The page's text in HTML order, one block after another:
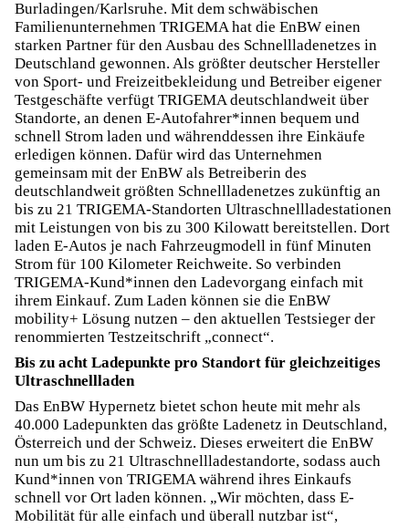
Burladingen/Karlsruhe. Mit dem schwäbischen
Familienunternehmen TRIGEMA hat die EnBW einen
starken Partner für den Ausbau des Schnellladenetzes in
Deutschland gewonnen. Als größter deutscher Hersteller
von Sport- und Freizeitbekleidung und Betreiber eigener
Testgeschäfte verfügt TRIGEMA deutschlandweit über
Standorte, an denen E-Autofahrer*innen bequem und
schnell Strom laden und währenddessen ihre Einkäufe
erledigen können. Dafür wird das Unternehmen
gemeinsam mit der EnBW als Betreiberin des
deutschlandweit größten Schnellladenetzes zukünftig an
bis zu 21 TRIGEMA-Standorten Ultraschnellladestationen
mit Leistungen von bis zu 300 Kilowatt bereitstellen. Dort
laden E-Autos je nach Fahrzeugmodell in fünf Minuten
Strom für 100 Kilometer Reichweite. So verbinden
TRIGEMA-Kund*innen den Ladevorgang einfach mit
ihrem Einkauf. Zum Laden können sie die EnBW
mobility+ Lösung nutzen – den aktuellen Testsieger der
renommierten Testzeitschrift „connect“.
Bis zu acht Ladepunkte pro Standort für gleichzeitiges
Ultraschnellladen
Das EnBW Hypernetz bietet schon heute mit mehr als
40.000 Ladepunkten das größte Ladenetz in Deutschland,
Österreich und der Schweiz. Dieses erweitert die EnBW
nun um bis zu 21 Ultraschnellladestandorte, sodass auch
Kund*innen von TRIGEMA während ihres Einkaufs
schnell vor Ort laden können. „Wir möchten, dass E-
Mobilität für alle einfach und überall nutzbar ist“,